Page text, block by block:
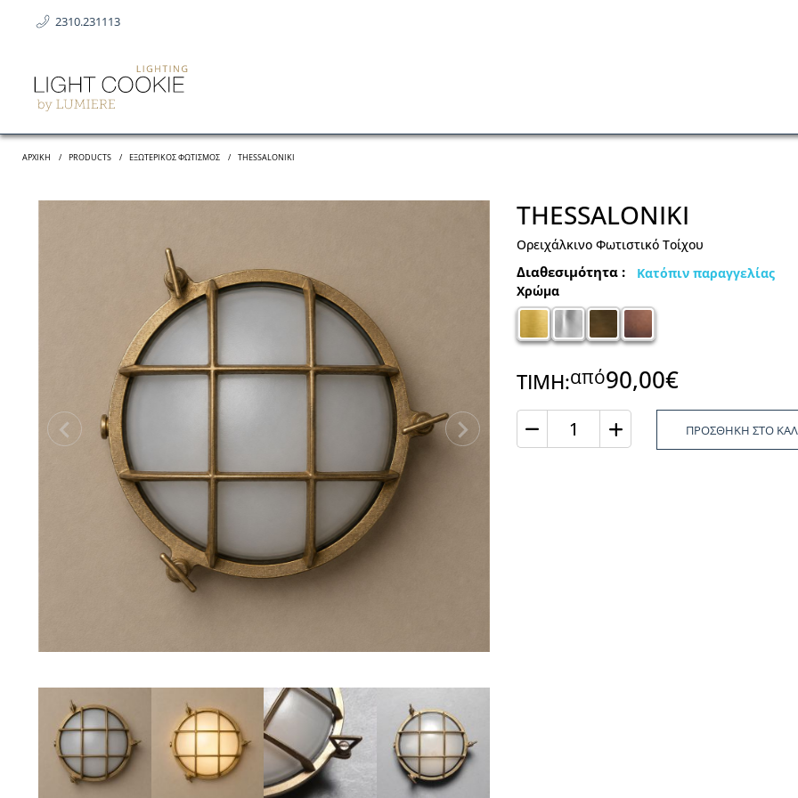
2310.231113
ΑΡΧΙΚΗ PRODUCTS ΕΞΩΤΕΡΙΚΌΣ ΦΩΤΙΣΜΌΣ THESSALONIKI
THESSALONIKI
Ορειχάλκινο Φωτιστικό Τοίχου
Διαθεσιμότητα :
Κατόπιν παραγγελίας
Χρώμα
ΤΙΜΗ:από90,00€
Ποσότητα
ΠΡΟΣΘΗΚΗ ΣΤΟ